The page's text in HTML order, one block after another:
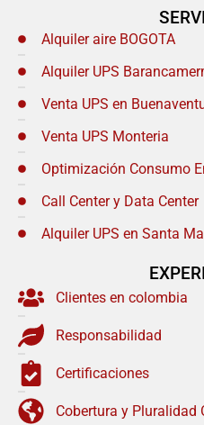
Alquiler aire BOGOTA
Alquiler UPS
Venta UPS en
Venta UPS Monteria
Optimización Consumo
Call Center y Data Center
Alquiler UPS en Santa
Clientes en colombia
Responsabilidad
Certificaciones
Cobertura y Pluralidad